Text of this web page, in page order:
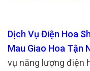
Dịch Vụ Điện Hoa
Mau Giao Hoa Tận
vụ năng lượng điện